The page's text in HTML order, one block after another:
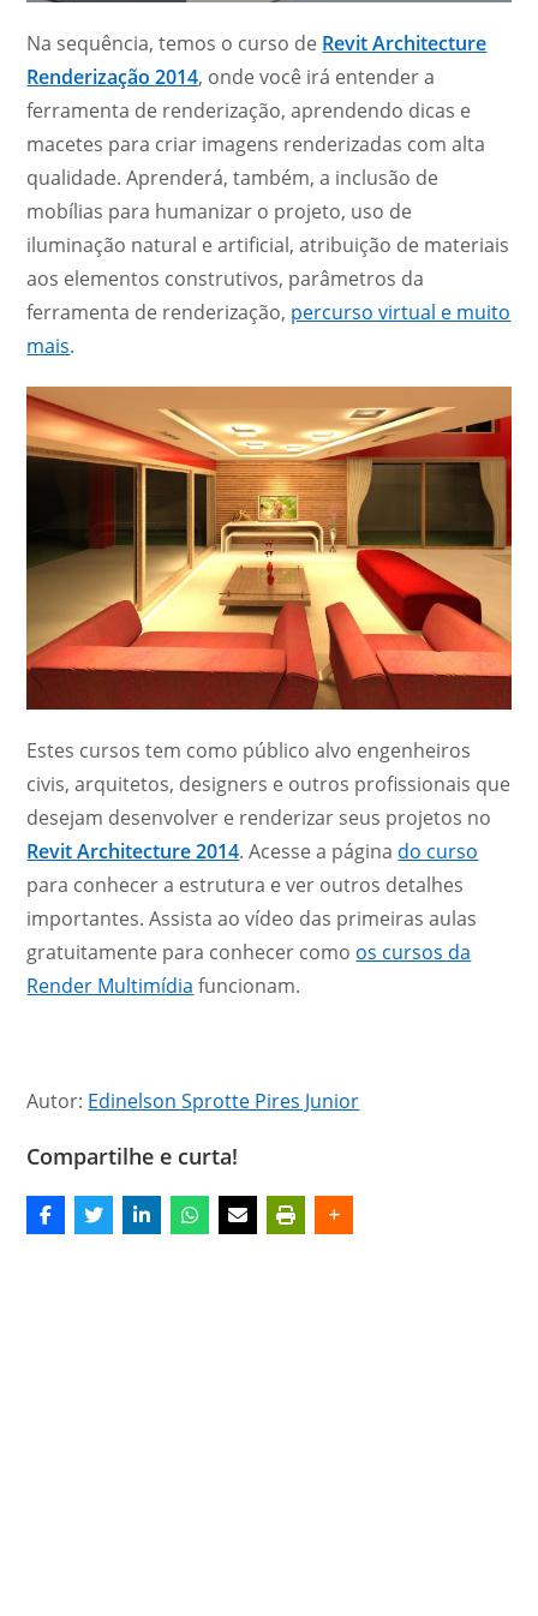
Na sequência, temos o curso de Revit Architecture
Renderização 2014, onde você irá entender a
ferramenta de renderização, aprendendo dicas e
macetes para criar imagens renderizadas com alta
qualidade. Aprenderá, também, a inclusão de
mobílias para humanizar o projeto, uso de
iluminação natural e artificial, atribuição de materiais
aos elementos construtivos, parâmetros da
ferramenta de renderização, percurso virtual e muito
mais.
Estes cursos tem como público alvo engenheiros
civis, arquitetos, designers e outros profissionais que
desejam desenvolver e renderizar seus projetos no
Revit Architecture 2014. Acesse a página do curso
para conhecer a estrutura e ver outros detalhes
importantes. Assista ao vídeo das primeiras aulas
gratuitamente para conhecer como os cursos da
Render Multimídia funcionam.
Autor: Edinelson Sprotte Pires Junior
Compartilhe e curta!